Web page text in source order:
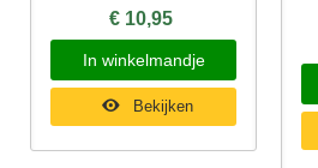
€ 10,95
In winkelmandje
Bekijken